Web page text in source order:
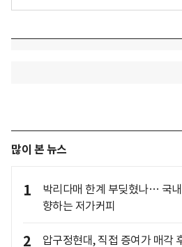
많이 본 뉴스
1
박리다매 한계 부딪혔나… 국
향하는 저가커피
2
압구정현대, 직접 증여가 매각